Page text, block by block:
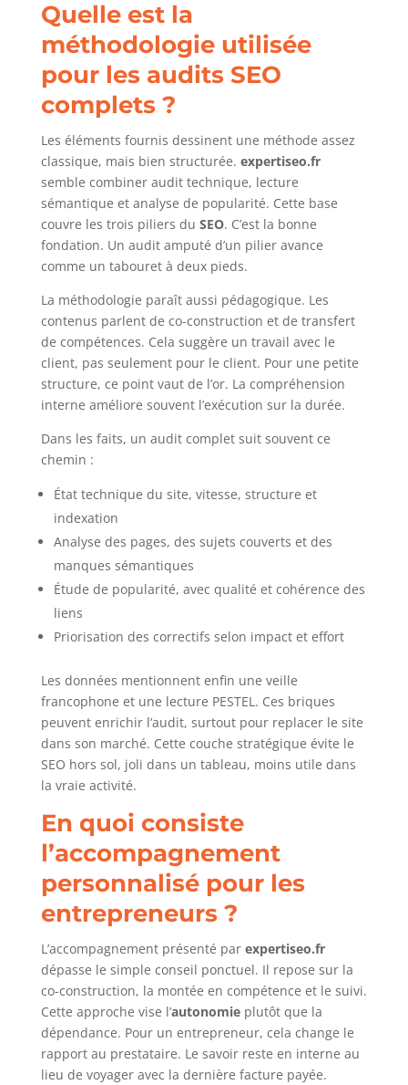
Quelle est la
méthodologie utilisée
pour les audits SEO
complets ?
Les éléments fournis dessinent une méthode assez
classique, mais bien structurée. expertiseo.fr
semble combiner audit technique, lecture
sémantique et analyse de popularité. Cette base
couvre les trois piliers du SEO. C’est la bonne
fondation. Un audit amputé d’un pilier avance
comme un tabouret à deux pieds.
La méthodologie paraît aussi pédagogique. Les
contenus parlent de co-construction et de transfert
de compétences. Cela suggère un travail avec le
client, pas seulement pour le client. Pour une petite
structure, ce point vaut de l’or. La compréhension
interne améliore souvent l’exécution sur la durée.
Dans les faits, un audit complet suit souvent ce
chemin :
État technique du site, vitesse, structure et
indexation
Analyse des pages, des sujets couverts et des
manques sémantiques
Étude de popularité, avec qualité et cohérence des
liens
Priorisation des correctifs selon impact et effort
Les données mentionnent enfin une veille
francophone et une lecture PESTEL. Ces briques
peuvent enrichir l’audit, surtout pour replacer le site
dans son marché. Cette couche stratégique évite le
SEO hors sol, joli dans un tableau, moins utile dans
la vraie activité.
En quoi consiste
l’accompagnement
personnalisé pour les
entrepreneurs ?
L’accompagnement présenté par expertiseo.fr
dépasse le simple conseil ponctuel. Il repose sur la
co-construction, la montée en compétence et le suivi.
Cette approche vise l’autonomieplutôt que la
dépendance. Pour un entrepreneur, cela change le
rapport au prestataire. Le savoir reste en interne au
lieu de voyager avec la dernière facture payée.